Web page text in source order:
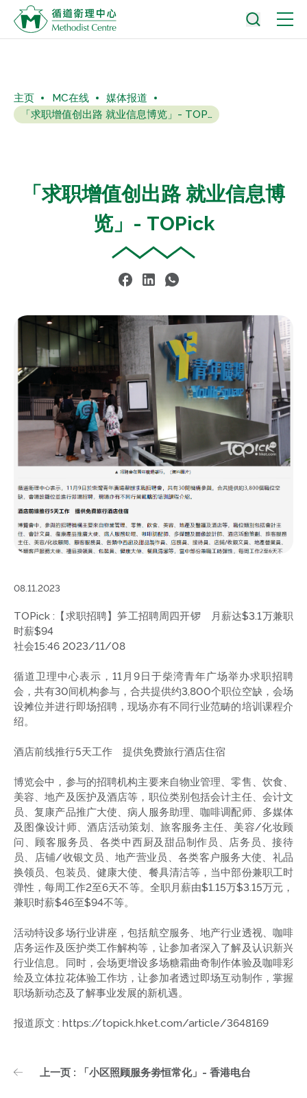
主页 MC在线
媒体报道
「求职增值创出路 就业信息博览」- TOPick
「求职增值创出路 就业信息博
览」- TOPick
08.11.2023
TOPick :【求职招聘】笋工招聘周四开锣 月薪达$3.1万兼职
时薪$94
社会15:46 2023/11/08
循道卫理中心表示，11月9日于柴湾青年广场举办求职招聘
会，共有30间机构参与，合共提供约3,800个职位空缺，会场
设摊位并进行即场招聘，现场亦有不同行业范畴的培训课程介
绍。
酒店前线推行5天工作 提供免费旅行酒店住宿
博览会中，参与的招聘机构主要来自物业管理、零售、饮食、
美容、地产及医护及酒店等，职位类别包括会计主任、会计文
员、复康产品推广大使、病人服务助理、咖啡调配师、多媒体
及图像设计师、酒店活动策划、旅客服务主任、美容/化妆顾
问、顾客服务员、各类中西厨及甜品制作员、店务员、接待
员、店铺/收银文员、地产营业员、各类客户服务大使、礼品
换领员、包装员、健康大使、餐具清洁等，当中部份兼职工时
弹性，每周工作2至6天不等。全职月薪由$1.15万$3.15万元，
兼职时薪$46至$94不等。
活动特设多场行业讲座，包括航空服务、地产行业透视、咖啡
店务运作及医护类工作解构等，让参加者深入了解及认识新兴
行业信息。同时，会场更增设多场糖霜曲奇制作体验及咖啡彩
绘及立体拉花体验工作坊，让参加者透过即场互动制作，掌握
职场新动态及了解事业发展的新机遇。
报道原文 : https://topick.hket.com/article/3648169
上一页 : 「小区照顾服务劵恒常化」- 香港电台